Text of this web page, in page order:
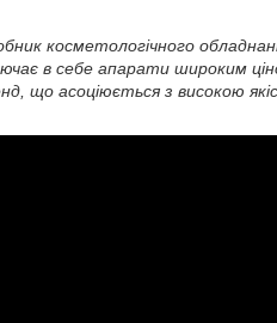
косметологічного
в себе апарати широким
що асоціюється з високою